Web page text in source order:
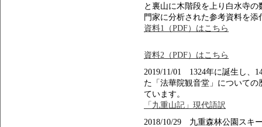
と裏山に木階段を上り白水寺
門家に分析された参考資料を添
資料1（PDF）はこちら
資料2（PDF）はこちら
2019/11/01 1324年に誕生し、
た「法華院観音堂」について
ています。
「九重山記」現代語訳
2018/10/29 九重森林公園スキ